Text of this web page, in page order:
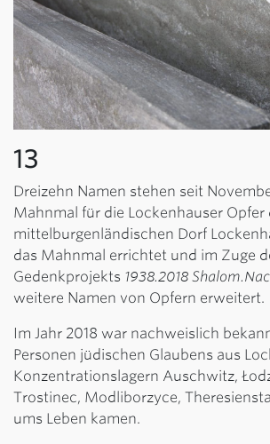
13
Dreizehn Namen stehen seit
Mahnmal für die Lockenhauser Opfer
mittelburgenländischen Dorf
das Mahnmal errichtet und im Zuge
Gedenkprojekts 1938.2018
weitere Namen von Opfern erweitert.
Im Jahr 2018 war nachweislich
Personen jüdischen Glaubens aus
Konzentrationslagern Auschwitz,
Trostinec, Modliborzyce,
ums Leben kamen.